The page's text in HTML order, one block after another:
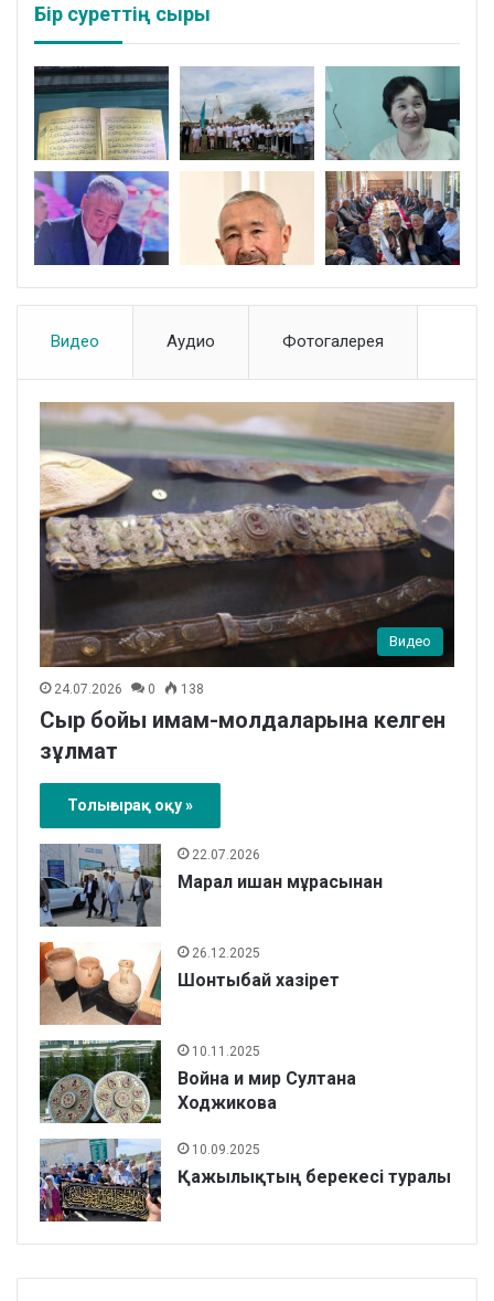
Бір суреттің сыры
Видео Аудио Фотогалерея
Видео
24.07.2026 0 138
Сыр бойы имам-молдаларына келген
зұлмат
Толығырақ оқу »
22.07.2026
Марал ишан мұрасынан
26.12.2025
Шонтыбай хазірет
10.11.2025
Война и мир Султана
Ходжикова
10.09.2025
Қажылықтың берекесі туралы